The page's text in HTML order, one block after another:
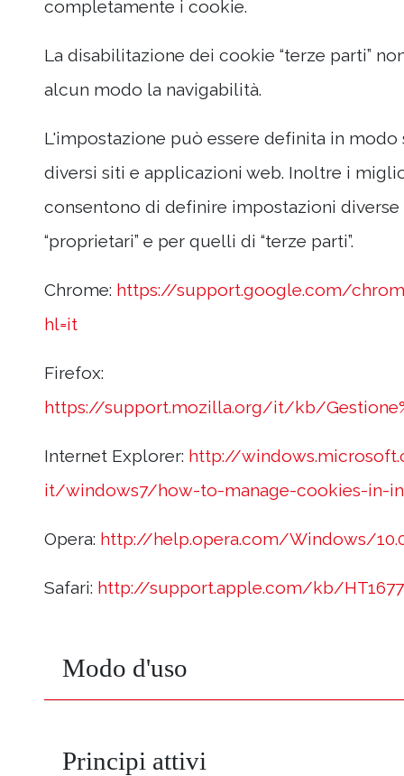
completamente i cookie.
La disabilitazione dei cookie “terze parti”
alcun modo la navigabilità.
L'impostazione può essere definita in
diversi siti e applicazioni web. Inoltre i
consentono di definire impostazioni
“proprietari” e per quelli di “terze parti”.
Chrome: https://support.google.com/
hl=it
Firefox:
https://support.mozilla.org/it/kb/
Internet Explorer: http://
it/windows7/how-to-manage-cookies-in-
Opera: http://help.opera.com/Windows/
Safari: http://support.apple.com/kb/
Modo d'uso
Principi attivi